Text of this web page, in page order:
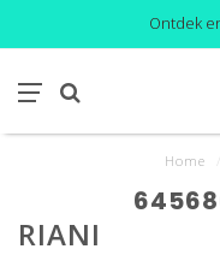
Ontdek
Home
RIANI